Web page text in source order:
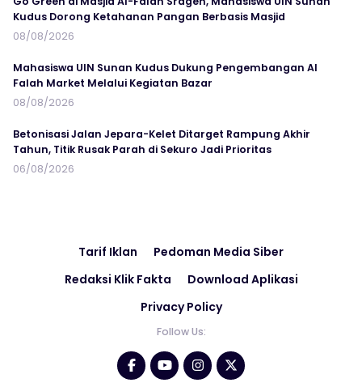
Kudus Dorong Ketahanan Pangan Berbasis Masjid
08/08/2026
Mahasiswa UIN Sunan Kudus Dukung Pengembangan Al
Falah Market Melalui Kegiatan Bazar
08/08/2026
Betonisasi Jalan Jepara-Kelet Ditarget Rampung Akhir
Tahun, Titik Rusak Parah di Sekuro Jadi Prioritas
06/08/2026
Tarif Iklan
Pedoman Media Siber
Redaksi Klik Fakta
Download Aplikasi
Privacy Policy
Follow Us: